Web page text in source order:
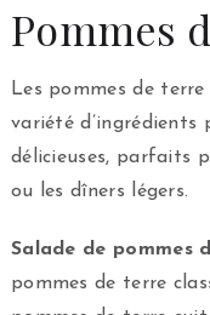
Pommes
Les pommes de
variété d’ingrédients
délicieuses, parfaits
ou les dîners légers.
Salade de pommes
pommes de terre